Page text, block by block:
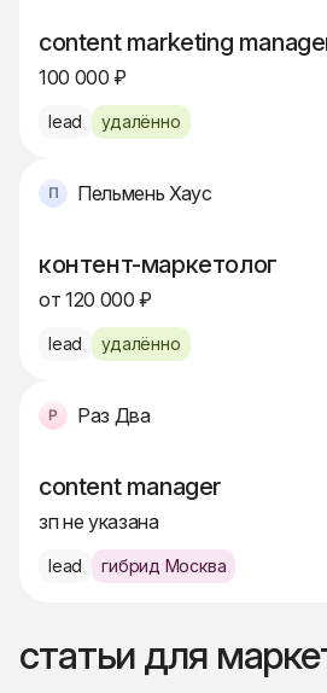
content marketing
100 000 ₽
lead удалённо
Пельмень Хаус
контент-маркетолог
от 120 000 ₽
lead удалённо
Раз Два
content manager
зп не указана
lead гибрид Москва
статьи для